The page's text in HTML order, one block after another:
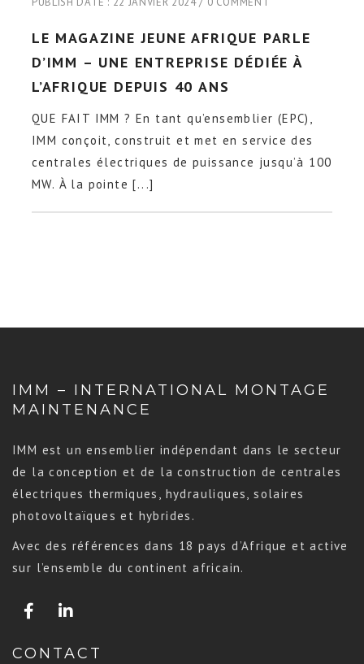
LE MAGAZINE JEUNE AFRIQUE PARLE
D’IMM – UNE ENTREPRISE DÉDIÉE À
L’AFRIQUE DEPUIS 40 ANS
QUE FAIT IMM ? En tant qu’ensemblier (EPC),
IMM conçoit, construit et met en service des
centrales électriques de puissance jusqu’à 100
MW. À la pointe [...]
IMM – INTERNATIONAL MONTAGE
MAINTENANCE
IMM est un ensemblier indépendant dans le secteur
de la conception et de la construction de centrales
électriques thermiques, hydrauliques, solaires
photovoltaïques et hybrides.
Avec des références dans 18 pays d’Afrique et active
sur l’ensemble du continent africain.
CONTACT